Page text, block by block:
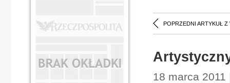
POPRZEDNI ARTYKUŁ Z
18 marca 2011